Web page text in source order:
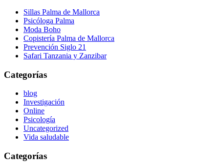
Sillas Palma de Mallorca
Psicóloga Palma
Moda Boho
Copistería Palma de Mallorca
Prevención Siglo 21
Safari Tanzania y Zanzibar
Categorías
blog
Investigación
Online
Psicología
Uncategorized
Vida saludable
Categorías